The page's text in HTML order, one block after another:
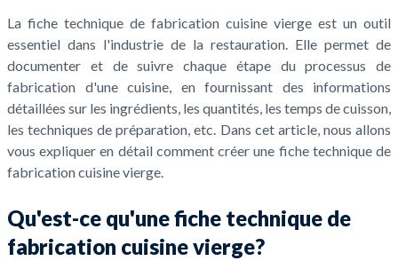
La fiche technique de fabrication cuisine vierge est un outil
essentiel dans l'industrie de la restauration. Elle permet de
documenter et de suivre chaque étape du processus de
fabrication d'une cuisine, en fournissant des informations
détaillées sur les ingrédients, les quantités, les temps de cuisson,
les techniques de préparation, etc. Dans cet article, nous allons
vous expliquer en détail comment créer une fiche technique de
fabrication cuisine vierge.
Qu'est-ce qu'une fiche technique de
fabrication cuisine vierge?